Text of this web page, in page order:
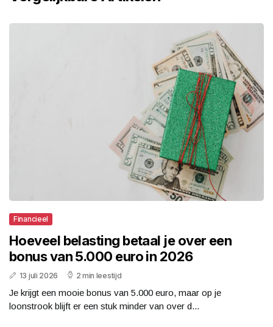
Financieel
Hoeveel belasting betaal je over een
bonus van 5.000 euro in 2026
13 juli 2026 2 min leestijd
Je krijgt een mooie bonus van 5.000 euro, maar op je
loonstrook blijft er een stuk minder van over d...